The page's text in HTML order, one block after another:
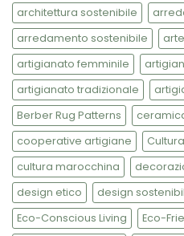
architettura sostenibile
arredamento sostenibile
artigianato femminile
artigianato tradizionale
Berber Rug Patterns
cooperative artigiane
cultura marocchina
design etico
design
Eco-Conscious Living
Eco-